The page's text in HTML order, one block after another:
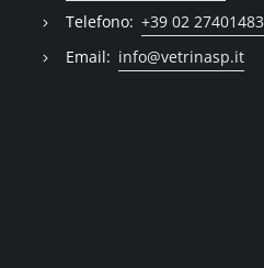
Telefono: +39 02 27401483
Email: info@vetrinasp.it